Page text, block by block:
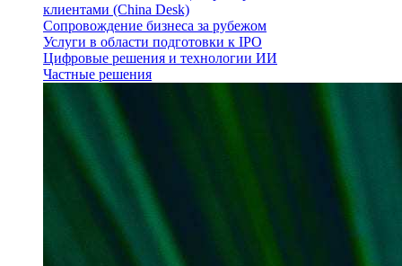
клиентами (China Desk)
Сопровождение бизнеса за рубежом
Услуги в области подготовки к IPO
Цифровые решения и технологии ИИ
Частные решения